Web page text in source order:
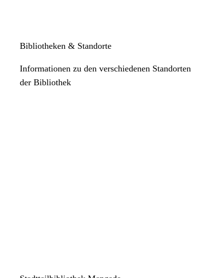
Bibliotheken & Standorte
Informationen zu den verschiedenen Standorten
der Bibliothek